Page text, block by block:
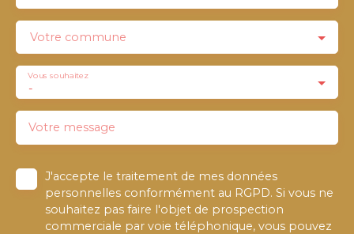
Votre commune
-
Vous souhaitez
Votre message
J'accepte le traitement de mes données
personnelles conformément au RGPD. Si vous ne
souhaitez pas faire l'objet de prospection
commerciale par voie téléphonique, vous pouvez